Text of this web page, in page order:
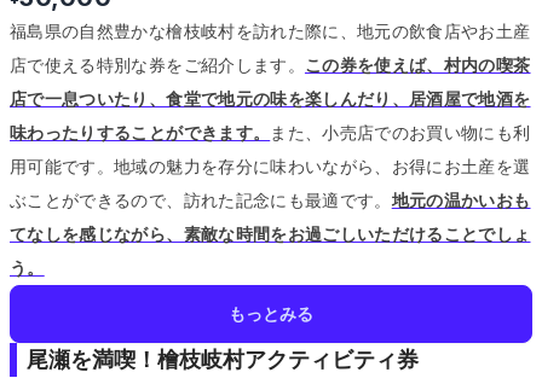
福島県の自然豊かな檜枝岐村を訪れた際に、地元の飲食店やお土産
店で使える特別な券をご紹介します。 この券を使えば、村内の喫茶
店で一息ついたり、食堂で地元の味を楽しんだり、居酒屋で地酒を
味わったりすることができます。
また、小売店でのお買い物にも利
用可能です。地域の魅力を存分に味わいながら、お得にお土産を選
ぶことができるので、訪れた記念にも最適です。 地元の温かいおも
てなしを感じながら、素敵な時間をお過ごしいただけることでしょ
う。
もっとみる
尾瀬を満喫！檜枝岐村アクティビティ券